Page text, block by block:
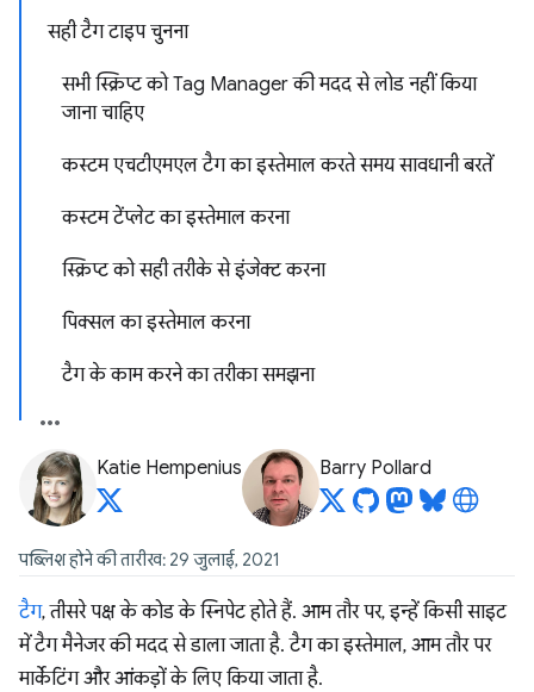
सही टैग टाइप चुनना
सभी स्क्रिप्ट को Tag Manager की मदद से लोड नहीं किया
जाना चाहिए
कस्टम एचटीएमएल टैग का इस्तेमाल करते समय सावधानी बरतें
कस्टम टेंप्लेट का इस्तेमाल करना
स्क्रिप्ट को सही तरीके से इंजेक्ट करना
पिक्सल का इस्तेमाल करना
टैग के काम करने का तरीका समझना
Katie Hempenius Barry Pollard
पब्लिश होने की तारीख: 29 जुलाई, 2021
टैग, तीसरे पक्ष के कोड के स्निपेट होते हैं. आम तौर पर, इन्हें किसी साइट
में टैग मैनेजर की मदद से डाला जाता है. टैग का इस्तेमाल, आम तौर पर
मार्केटिंग और आंकड़ों के लिए किया जाता है.